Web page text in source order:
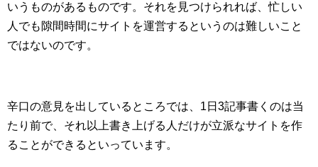
いうものがあるものです。それを見つけられれば、忙しい
人でも隙間時間にサイトを運営するというのは難しいこと
ではないのです。
辛口の意見を出しているところでは、1日3記事書くのは当
たり前で、それ以上書き上げる人だけが立派なサイトを作
ることができるといっています。